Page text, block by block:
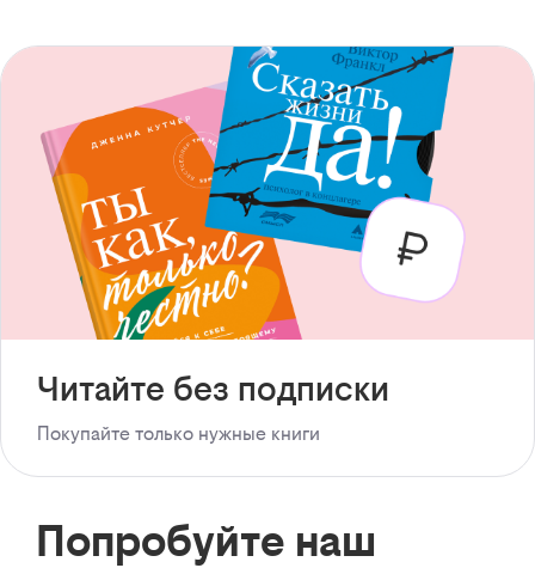
Читайте без подписки
Покупайте только нужные книги
Попробуйте наш